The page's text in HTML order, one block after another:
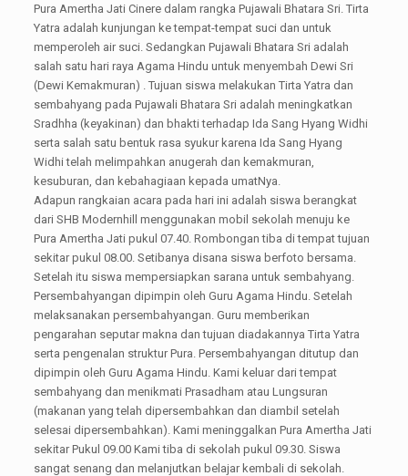
Pura Amertha Jati Cinere dalam rangka Pujawali Bhatara Sri. Tirta
Yatra adalah kunjungan ke tempat-tempat suci dan untuk
memperoleh air suci. Sedangkan Pujawali Bhatara Sri adalah
salah satu hari raya Agama Hindu untuk menyembah Dewi Sri
(Dewi Kemakmuran) . Tujuan siswa melakukan Tirta Yatra dan
sembahyang pada Pujawali Bhatara Sri adalah meningkatkan
Sradhha (keyakinan) dan bhakti terhadap Ida Sang Hyang Widhi
serta salah satu bentuk rasa syukur karena Ida Sang Hyang
Widhi telah melimpahkan anugerah dan kemakmuran,
kesuburan, dan kebahagiaan kepada umatNya.
Adapun rangkaian acara pada hari ini adalah siswa berangkat
dari SHB Modernhill menggunakan mobil sekolah menuju ke
Pura Amertha Jati pukul 07.40. Rombongan tiba di tempat tujuan
sekitar pukul 08.00. Setibanya disana siswa berfoto bersama.
Setelah itu siswa mempersiapkan sarana untuk sembahyang.
Persembahyangan dipimpin oleh Guru Agama Hindu. Setelah
melaksanakan persembahyangan. Guru memberikan
pengarahan seputar makna dan tujuan diadakannya Tirta Yatra
serta pengenalan struktur Pura. Persembahyangan ditutup dan
dipimpin oleh Guru Agama Hindu. Kami keluar dari tempat
sembahyang dan menikmati Prasadham atau Lungsuran
(makanan yang telah dipersembahkan dan diambil setelah
selesai dipersembahkan). Kami meninggalkan Pura Amertha Jati
sekitar Pukul 09.00 Kami tiba di sekolah pukul 09.30. Siswa
sangat senang dan melanjutkan belajar kembali di sekolah.